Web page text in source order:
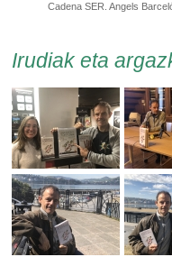
Cadena SER. Angels
Irudiak eta